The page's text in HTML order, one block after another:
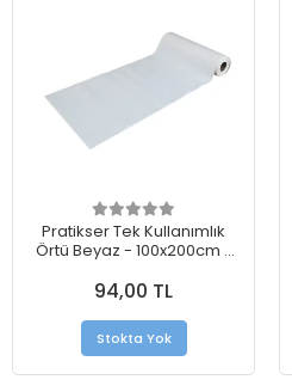
Pratikser Tek Kullanımlık
Örtü Beyaz - 100x200cm -
94,00 TL
Stokta Yok